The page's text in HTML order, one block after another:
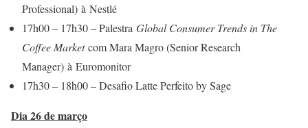
Professional) à Nestlé
17h00 – 17h30 – Palestra Global Consumer Trends in The
Coffee Marketcom Mara Magro (Senior Research
Manager) à Euromonitor
17h30 – 18h00 – Desafio Latte Perfeito by Sage
Dia 26 de março